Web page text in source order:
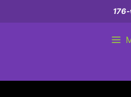
Inhalt